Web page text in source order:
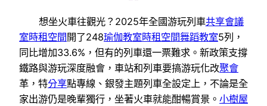
想坐火車往觀光？2025年全國游玩列車共享會議
室時租空間 開了248瑜伽教室時租空間舞蹈教室5列，
同比增加33.6%，但有的列車還一票難求。新政策支撐
鐵路與游玩深度融會，車站和列車要搞游玩化改聚會
革，特分享點專線、銀發主題列車全設定上，不論是全
家出游仍是晚輩獨行，坐著火車就能酣暢賞景。 小樹屋